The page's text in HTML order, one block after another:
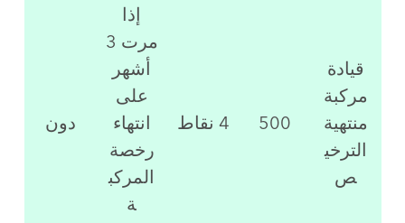
قيادة
مركبة
منتهية
الترخي
ص
500 4 نقاط
إذا
مرت 3
أشهر
على
انتهاء
رخصة
المركب
ة
دون